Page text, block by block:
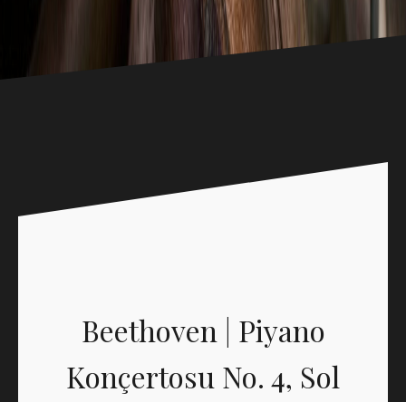
Beethoven | Piyano
Konçertosu No. 4, Sol